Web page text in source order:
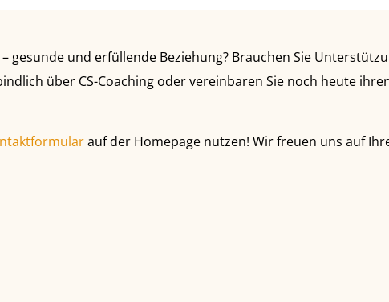
gesunde und erfüllende Beziehung? Brauchen Sie
über CS-Coaching oder vereinbaren Sie noch heute
auf der Homepage nutzen! Wir freuen uns auf